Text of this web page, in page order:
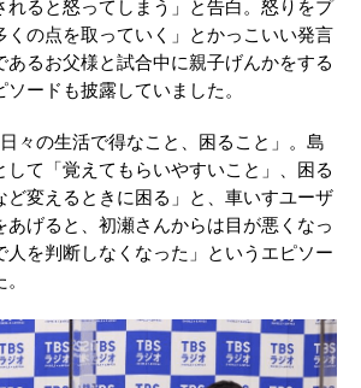
れると怒ってしまう」と告白。怒りをプ
くの点を取っていく」とかっこいい発言
あるお父様と試合中に親子げんかをする
ードも披露していました。
々の生活で得なこと、困ること」。島
して「覚えてもらいやすいこと」、困る
ど変えるときに困る」と、車いすユーザ
あげると、初瀬さんからは目が悪くなっ
人を判断しなくなった」というエピソー